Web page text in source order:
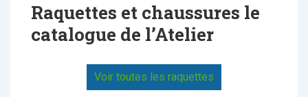
Raquettes et chaussures le
catalogue de l’Atelier
Voir toutes les raquettes